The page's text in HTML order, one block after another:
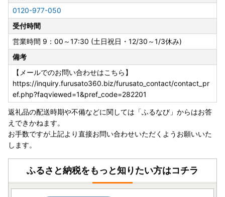
0120-977-050
受付時間
営業時間 9：00～17:30 (土日祝日・12/30～1/3休み)
備考
【メールでのお問い合わせはこちら】
https://inquiry.furusato360.biz/furusato_contact/contact_pr
ef.php?faqviewed=1&pref_code=282201
返礼品の配送時期や不備などに関しては「ふるなび」からはお答
えできかねます。
お手数ですが上記より直接お問い合わせいただくようお願いいた
します。
ふるさと納税をもっと知りたい方はコチラ